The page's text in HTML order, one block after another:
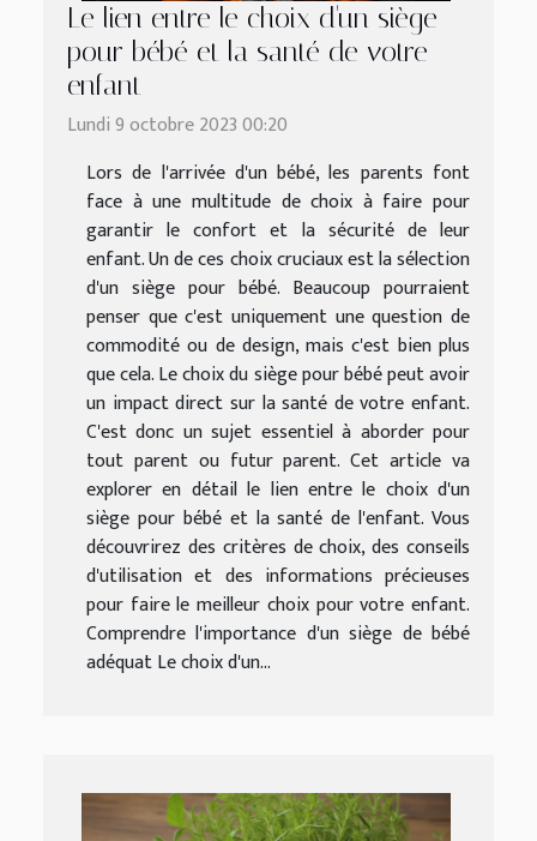
Le lien entre le choix d'un siège
pour bébé et la santé de votre
enfant
Lundi 9 octobre 2023 00:20
Lors de l'arrivée d'un bébé, les parents font
face à une multitude de choix à faire pour
garantir le confort et la sécurité de leur
enfant. Un de ces choix cruciaux est la sélection
d'un siège pour bébé. Beaucoup pourraient
penser que c'est uniquement une question de
commodité ou de design, mais c'est bien plus
que cela. Le choix du siège pour bébé peut avoir
un impact direct sur la santé de votre enfant.
C'est donc un sujet essentiel à aborder pour
tout parent ou futur parent. Cet article va
explorer en détail le lien entre le choix d'un
siège pour bébé et la santé de l'enfant. Vous
découvrirez des critères de choix, des conseils
d'utilisation et des informations précieuses
pour faire le meilleur choix pour votre enfant.
Comprendre l'importance d'un siège de bébé
adéquat Le choix d'un...